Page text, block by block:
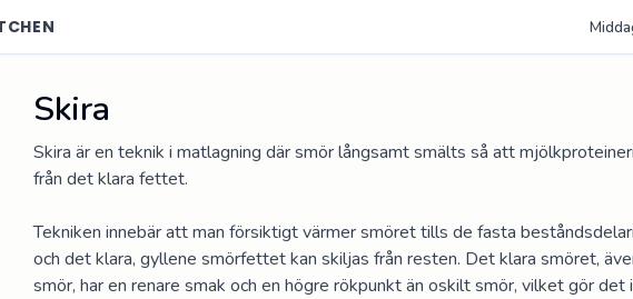
Skira
Skira är en teknik i matlagning där smör långsamt smälts så att
från det klara fettet.
Tekniken innebär att man försiktigt värmer smöret tills de fasta
och det klara, gyllene smörfettet kan skiljas från resten. Det klara smöret,
smör, har en renare smak och en högre rökpunkt än oskilt smör, vilket gör